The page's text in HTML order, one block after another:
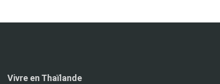
Vivre en Thaïlande